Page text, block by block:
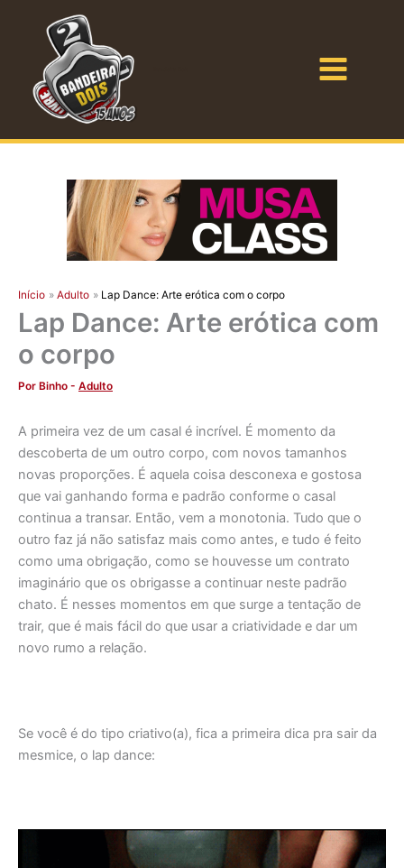
conteúdo
Início Adulto Lap Dance: Arte erótica com o corpo
Lap Dance: Arte erótica com
o corpo
Por Binho - Adulto
A primeira vez de um casal é incrível. É momento da
descoberta de um outro corpo, com novos tamanhos
novas proporções. É aquela coisa desconexa e gostosa
que vai ganhando forma e padrão conforme o casal
continua a transar. Então, vem a monotonia. Tudo que o
outro faz já não satisfaz mais como antes, e tudo é feito
como uma obrigação, como se houvesse um contrato
imaginário que os obrigasse a continuar neste padrão
chato. É nesses momentos em que surge a tentação de
trair, que é mais fácil do que usar a criatividade e dar um
novo rumo a relação.
Se você é do tipo criativo(a), fica a primeira dica pra sair da
mesmice, o lap dance: